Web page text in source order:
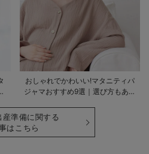
おしゃれでかわいい!マタニティパ
ジャマおすすめ9選｜選び方もあわ
産準備に関する
はこちら